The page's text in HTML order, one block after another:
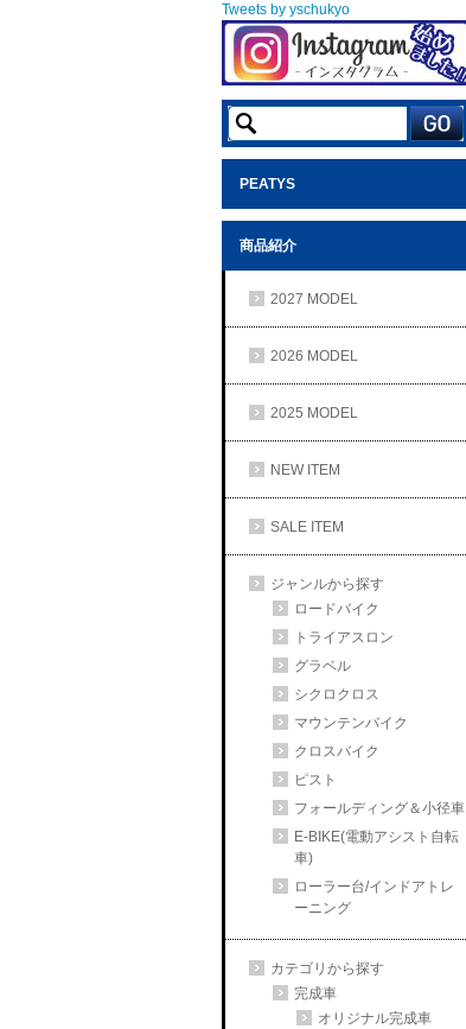
Tweets by yschukyo
PEATYS
商品紹介
2027 MODEL
2026 MODEL
2025 MODEL
NEW ITEM
SALE ITEM
ジャンルから探す
ロードバイク
トライアスロン
グラベル
シクロクロス
マウンテンバイク
クロスバイク
ピスト
フォールディング＆小径車
E-BIKE(電動アシスト自転
車)
ローラー台/インドアトレ
ーニング
カテゴリから探す
完成車
オリジナル完成車